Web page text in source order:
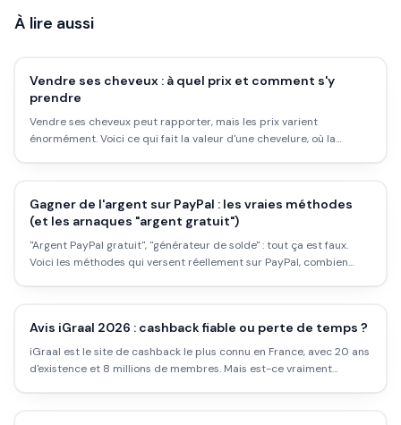
À lire aussi
Vendre ses cheveux : à quel prix et comment s'y
prendre
Vendre ses cheveux peut rapporter, mais les prix varient
énormément. Voici ce qui fait la valeur d'une chevelure, où la
Gagner de l'argent sur PayPal : les vraies méthodes
(et les arnaques "argent gratuit")
"Argent PayPal gratuit", "générateur de solde" : tout ça est faux.
Voici les méthodes qui versent réellement sur PayPal, combien
Avis iGraal 2026 : cashback fiable ou perte de temps ?
iGraal est le site de cashback le plus connu en France, avec 20 ans
d'existence et 8 millions de membres. Mais est-ce vraiment